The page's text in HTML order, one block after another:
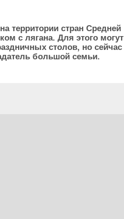
территории стран Средней
с лягана. Для этого могут
столов, но сейчас
большой семьи.